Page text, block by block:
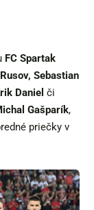
FC Spartak
Sebastian
Daniel či
Gašparík,
priečky v